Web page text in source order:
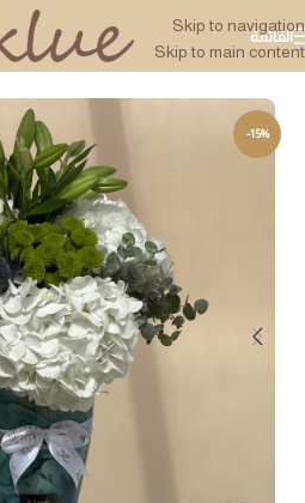
Skip to navigation
Skip to main content
القائمة
-15%